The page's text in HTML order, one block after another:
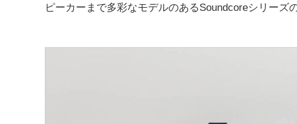
ピーカーまで多彩なモデルのあるSoundcoreシリーズ